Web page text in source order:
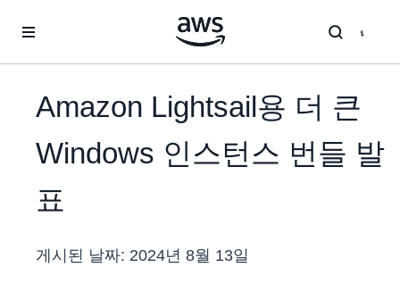
Amazon Lightsail용 더 큰
Windows 인스턴스 번들 발
표
게시된 날짜: 2024년 8월 13일